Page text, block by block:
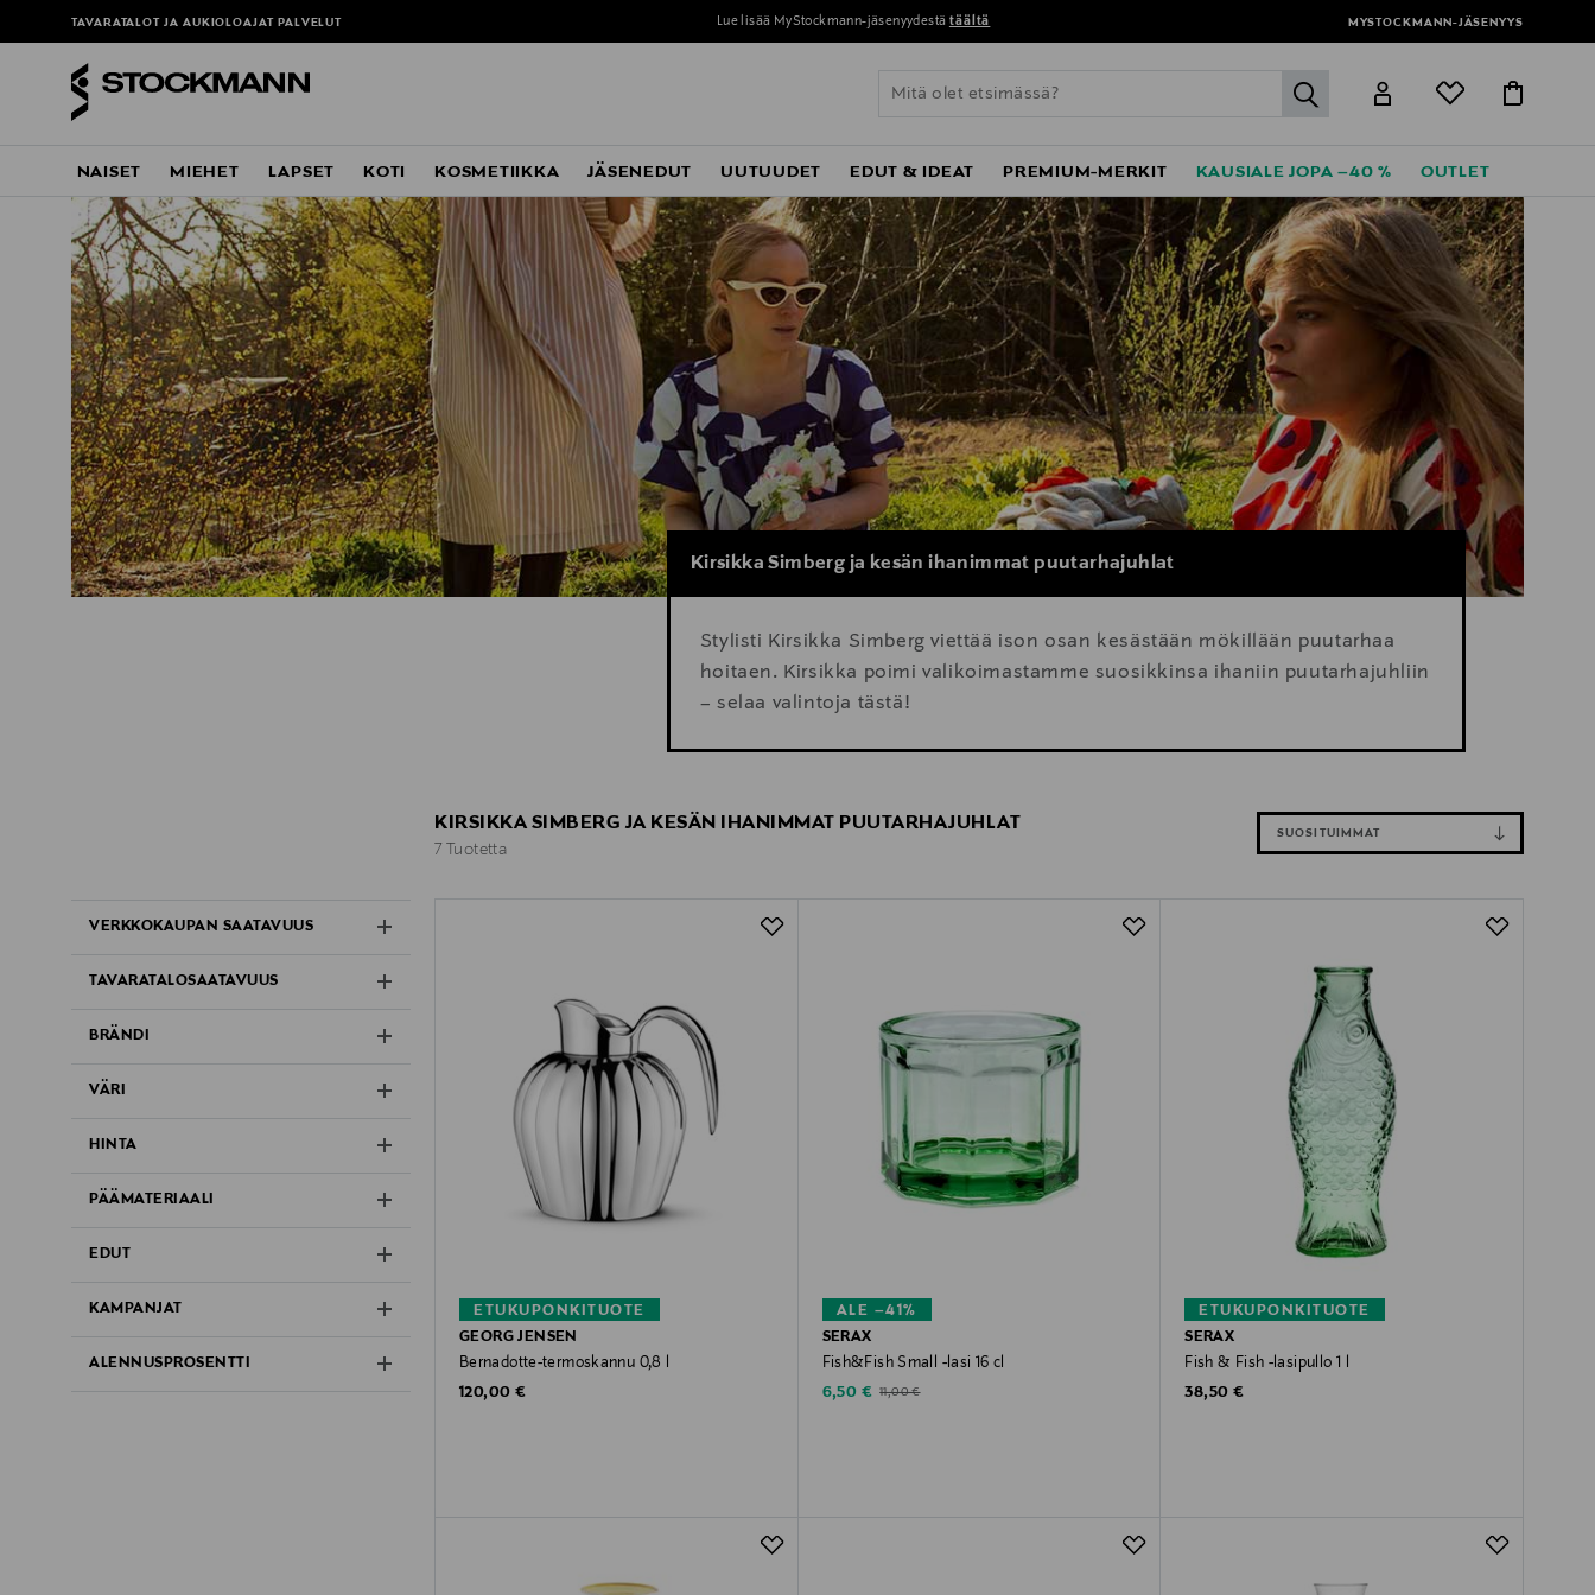
TAVARATALOT JA AUKIOLOAJAT PALVELUT Lue lisää MyStockmann-jäsenyydestä täältä MYSTOCKMANN-JÄSENYYS
label.header.go
NAISET MIEHET LAPSET KOTI KOSMETIIKKA JÄSENEDUT UUTUUDET EDUT & IDEAT PREMIUM-MERKIT KAUSIALE JOPA –40 % OUTLET
Kirsikka Simberg ja kesän ihanimmat puutarhajuhlat
Stylisti Kirsikka Simberg viettää ison osan kesästään mökillään puutarhaa
hoitaen. Kirsikka poimi valikoimastamme suosikkinsa ihaniin puutarhajuhliin
– selaa valintoja tästä!
VERKKOKAUPAN SAATAVUUS
TAVARATALOSAATAVUUS
BRÄNDI
VÄRI
HINTA
PÄÄMATERIAALI
EDUT
KAMPANJAT
ALENNUSPROSENTTI
KIRSIKKA SIMBERG JA KESÄN IHANIMMAT PUUTARHAJUHLAT
7 Tuotetta
SUOSITUIMMAT
ETUKUPONKITUOTE
GEORG JENSEN
Bernadotte-termoskannu 0,8 l
Original Price
120,00 €
ALE –41%
SERAX
Fish&Fish Small -lasi 16 cl
Discounted Price
6,50 € Original Price
11,00 €
ETUKUPONKITUOTE
SERAX
Fish & Fish -lasipullo 1 l
Original Price
38,50 €